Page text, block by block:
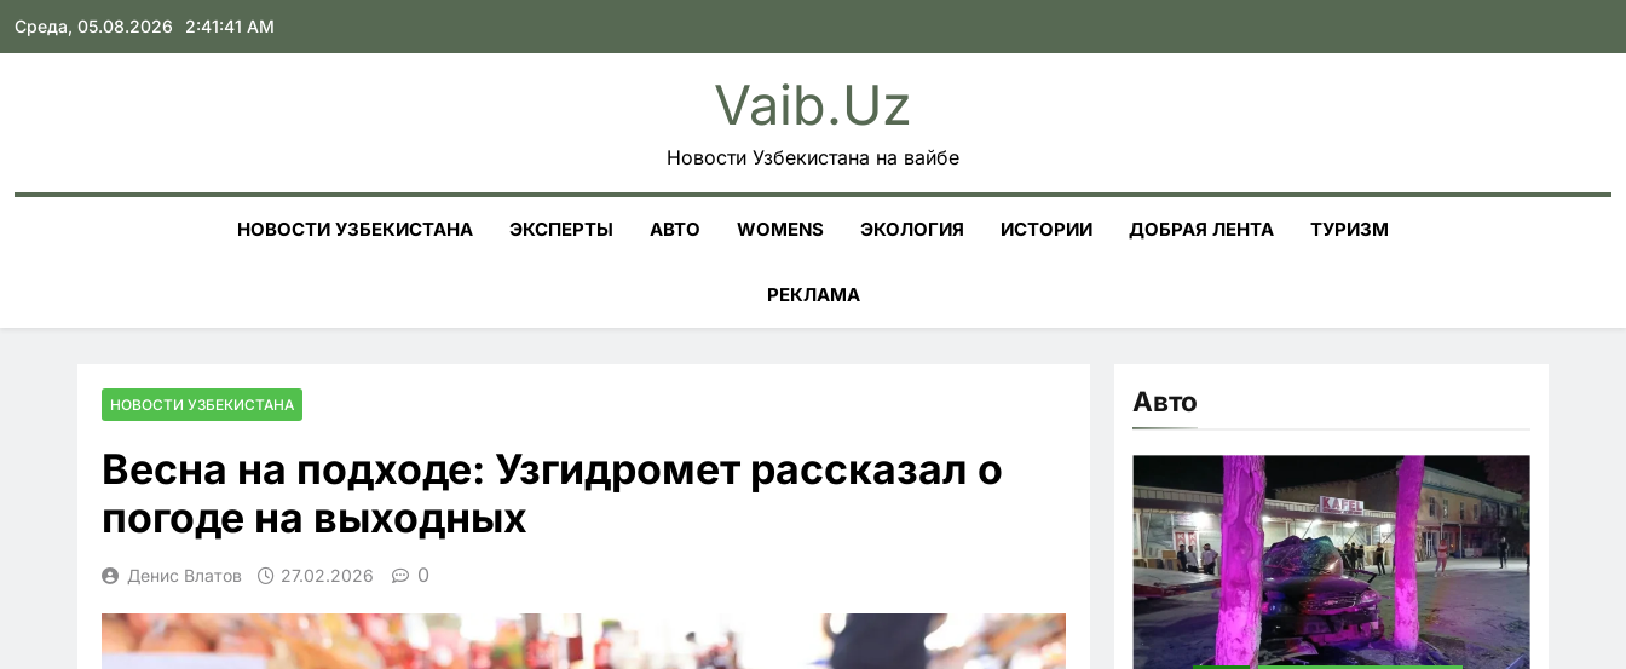
Skip
Среда, 05.08.2026 2:41:43 AM
Vaib.uz
Новости Узбекистана на вайбе
НОВОСТИ УЗБЕКИСТАНА ЭКСПЕРТЫ АВТО WOMENS ЭКОЛОГИЯ ИСТОРИИ ДОБРАЯ ЛЕНТА ТУРИЗМ
РЕКЛАМА
НОВОСТИ УЗБЕКИСТАНА
Весна на подходе: Узгидромет рассказал о
погоде на выходных
Денис Влатов 27.02.2026 0
Авто